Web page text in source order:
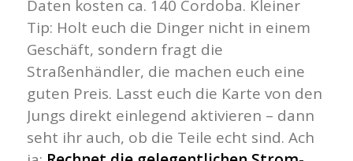
Daten kosten ca. 140 Cordoba. Kleiner
Tip: Holt euch die Dinger nicht in einem
Geschäft, sondern fragt die
Straßenhändler, die machen euch eine
guten Preis. Lasst euch die Karte von den
Jungs direkt einlegend aktivieren – dann
seht ihr auch, ob die Teile echt sind. Ach